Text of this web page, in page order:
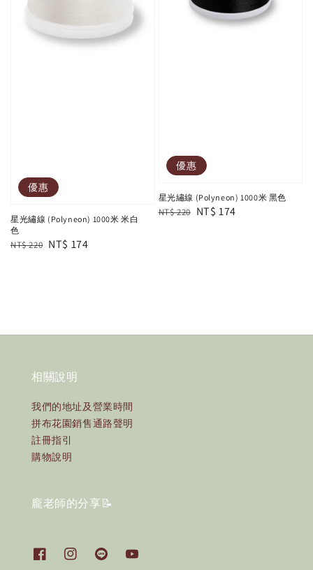
優惠
星光繡線 (Polyneon) 1000米 米白
色
Regular
NT$ 220 Sale
NT$ 174
優惠
星光繡線 (Polyneon) 1000米 黑色
Regular
NT$ 220 Sale
NT$ 174
相關說明
我們的地址及營業時間
拼布花園銷售通路聲明
註冊指引
購物說明
龐老師的分享📝